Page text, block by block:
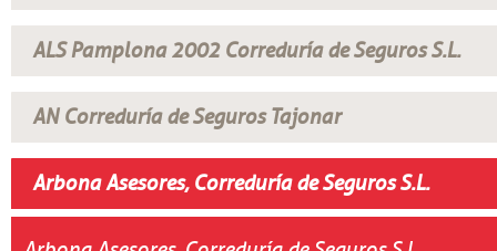
ALS Pamplona 2002 Correduría de Seguros S.L.
AN Correduría de Seguros Tajonar
Arbona Asesores, Correduría de Seguros S.L.